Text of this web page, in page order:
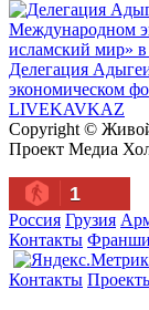
Делегация
экономическом
LIVEKAVKAZ
Copyright ©
Проект Медиа
1
Россия Грузия
Контакты
Контакты